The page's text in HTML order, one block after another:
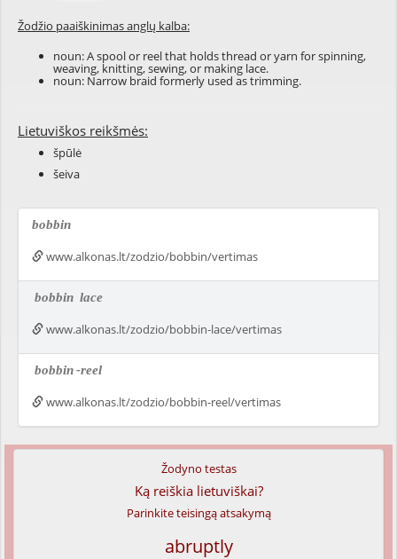
Žodžio paaiškinimas anglų kalba:
noun: A spool or reel that holds thread or yarn for spinning,
weaving, knitting, sewing, or making lace.
noun: Narrow braid formerly used as trimming.
Lietuviškos reikšmės:
špūlė
šeiva
bobbin
www.alkonas.lt/zodzio/bobbin/vertimas
bobbin lace
www.alkonas.lt/zodzio/bobbin-lace/vertimas
bobbin-reel
www.alkonas.lt/zodzio/bobbin-reel/vertimas
Žodyno testas
Ką reiškia lietuviškai?
Parinkite teisingą atsakymą
abruptly